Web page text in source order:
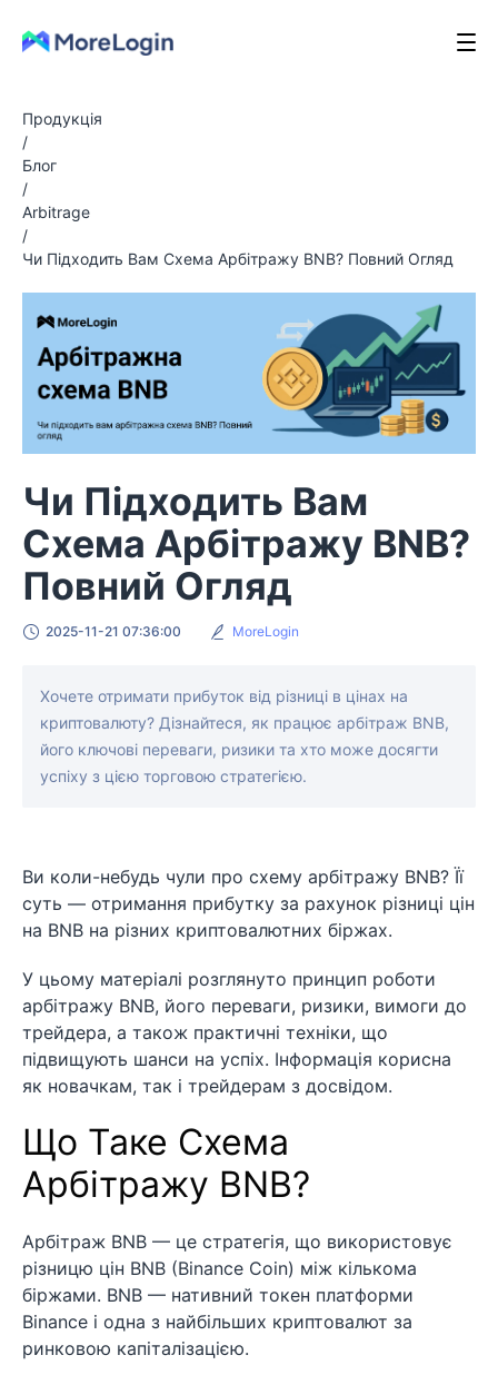
Продукція
/
Блог
/
Arbitrage
/
Чи Підходить Вам Схема Арбітражу BNB? Повний Огляд
Чи Підходить Вам
Схема Арбітражу BNB?
Повний Огляд
2025-11-21 07:36:00 MoreLogin
Хочете отримати прибуток від різниці в цінах на
криптовалюту? Дізнайтеся, як працює арбітраж BNB,
його ключові переваги, ризики та хто може досягти
успіху з цією торговою стратегією.
Ви коли-небудь чули про схему арбітражу BNB? Її
суть — отримання прибутку за рахунок різниці цін
на BNB на різних криптовалютних біржах.
У цьому матеріалі розглянуто принцип роботи
арбітражу BNB, його переваги, ризики, вимоги до
трейдера, а також практичні техніки, що
підвищують шанси на успіх. Інформація корисна
як новачкам, так і трейдерам з досвідом.
Що Таке Схема
Арбітражу BNB?
Арбітраж BNB — це стратегія, що використовує
різницю цін BNB (Binance Coin) між кількома
біржами. BNB — нативний токен платформи
Binance і одна з найбільших криптовалют за
ринковою капіталізацією.